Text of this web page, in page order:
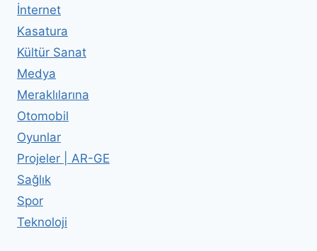
İnternet
Kasatura
Kültür Sanat
Medya
Meraklılarına
Otomobil
Oyunlar
Projeler | AR-GE
Sağlık
Spor
Teknoloji